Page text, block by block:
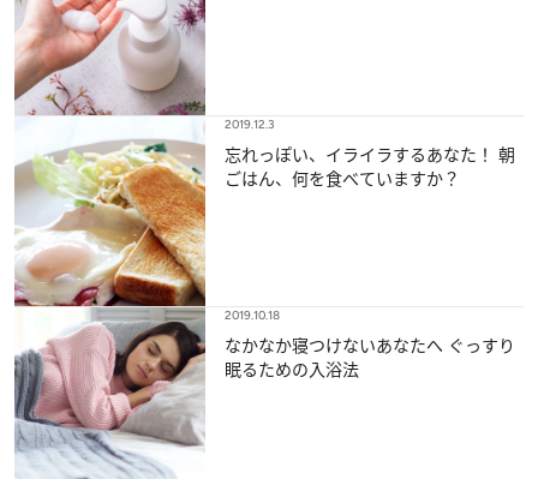
2019.12.3
忘れっぽい、イライラするあなた！ 朝
ごはん、何を食べていますか？
2019.10.18
なかなか寝つけないあなたへ ぐっすり
眠るための入浴法